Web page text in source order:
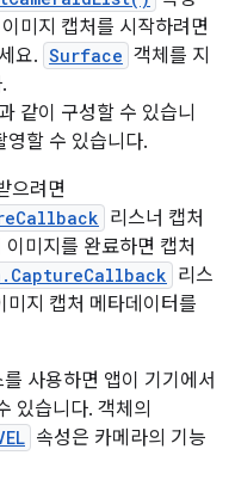
이미지 캡처를 시작하려면
요. Surface 객체를 지
같이 구성할 수 있습니
영할 수 있습니다.
으려면
리스너 캡처
미지를 완료하면 캡처
리스
미지 캡처 메타데이터를
사용하면 앱이 기기에서
있습니다. 객체의
속성은 카메라의 기능